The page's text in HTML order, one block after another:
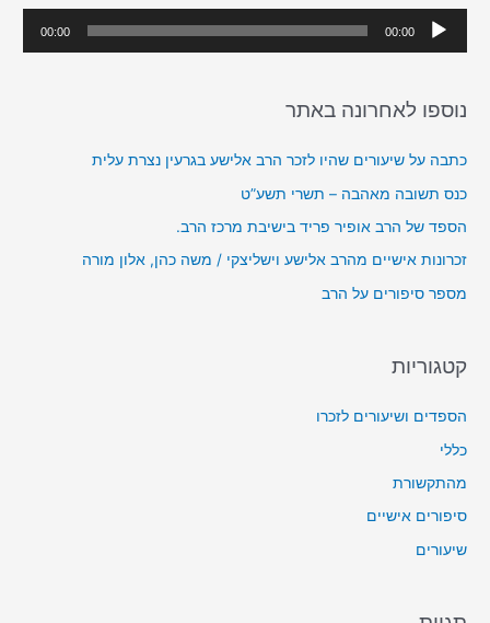
h
ג
א
ד
י
ו
00:00
00:00
נוספו לאחרונה באתר
כתבה על שיעורים שהיו לזכר הרב אלישע בגרעין נצרת עלית
כנס תשובה מאהבה – תשרי תשע”ט
הספד של הרב אופיר פריד בישיבת מרכז הרב.
זכרונות אישיים מהרב אלישע וישליצקי / משה כהן, אלון מורה
מספר סיפורים על הרב
קטגוריות
הספדים ושיעורים לזכרו
כללי
מהתקשורת
סיפורים אישיים
שיעורים